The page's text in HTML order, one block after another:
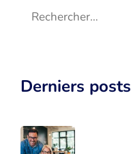
Rechercher :
Derniers posts